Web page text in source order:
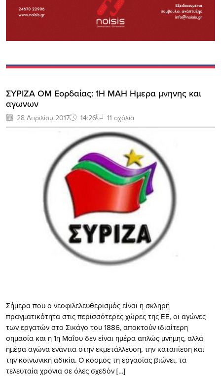
ΣΥΡΙΖΑ ΟΜ Εορδαίας: 1Η ΜΑΗ Ημερα μνηνης και
αγωνων
28 Απριλίου 2017 14:26 11 σχόλια
Σήμερα που ο νεοφιλελευθερισμός είναι η σκληρή
πραγματικότητα στις περισσότερες χώρες της ΕΕ, οι αγώνες
των εργατών στο Σικάγο του 1886, αποκτούν ιδιαίτερη
σημασία και η 1η Μαΐου δεν είναι ημέρα απλώς μνήμης, αλλά
ημέρα αγώνα ενάντια στην εκμετάλλευση, την καταπίεση και
την κοινωνική αδικία. Ο κόσμος τη εργασίας βιώνει, τα
τελευταία χρόνια σε όλες σχεδόν […]